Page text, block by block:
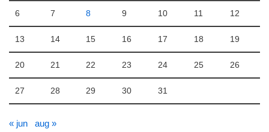
6 7 8 9 10 11 12
13 14 15 16 17 18 19
20 21 22 23 24 25 26
27 28 29 30 31
« jun aug »